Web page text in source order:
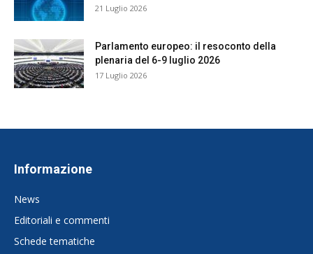
21 Luglio 2026
Parlamento europeo: il resoconto della
plenaria del 6-9 luglio 2026
17 Luglio 2026
Informazione
News
Editoriali e commenti
Schede tematiche